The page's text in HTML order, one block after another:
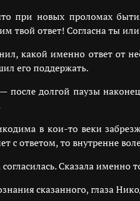
при новых проломах
твой ответ! Согласна ты
какой именно ответ от
его поддержать.
после долгой паузы
в кои-то веки
с ответом, то внутренне
Сказала
сказанного, глаза